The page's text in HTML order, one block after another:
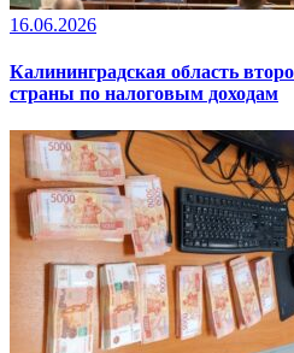
16.06.2026
Калининградская область
страны по налоговым доходам